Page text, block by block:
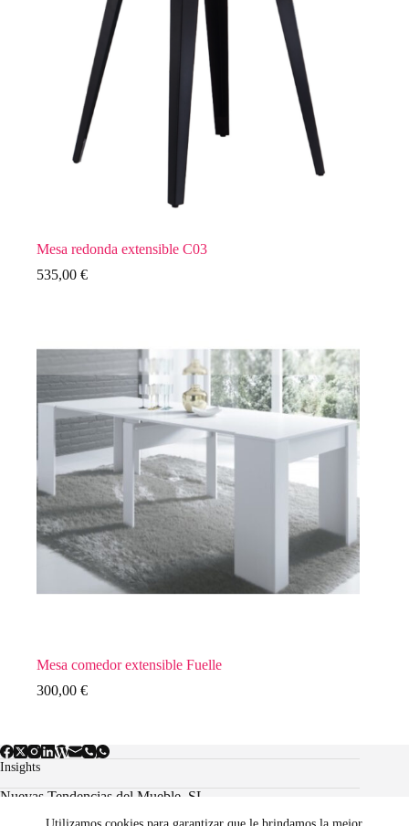
Mesa redonda extensible C03
535,00 €
Mesa comedor extensible Fuelle
300,00 €
Insights
Nuevas Tendencias del Mueble, SL.